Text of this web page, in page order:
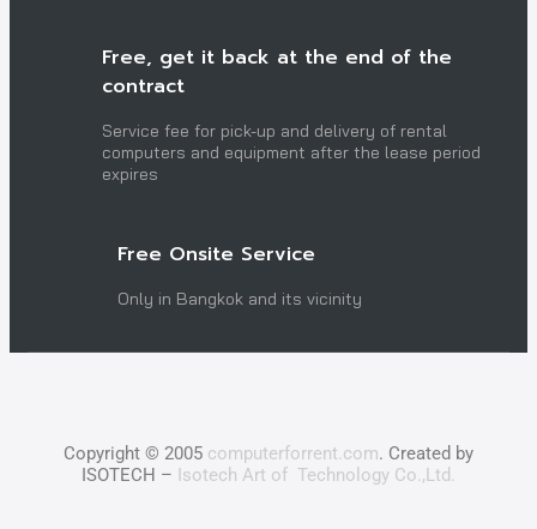
Free, get it back at the end of the
contract
Service fee for pick-up and delivery of rental
computers and equipment after the lease period
expires
Free Onsite Service
Only in Bangkok and its vicinity
Copyright © 2005 computerforrent.com. Created by
ISOTECH – Isotech Art of Technology Co.,Ltd.